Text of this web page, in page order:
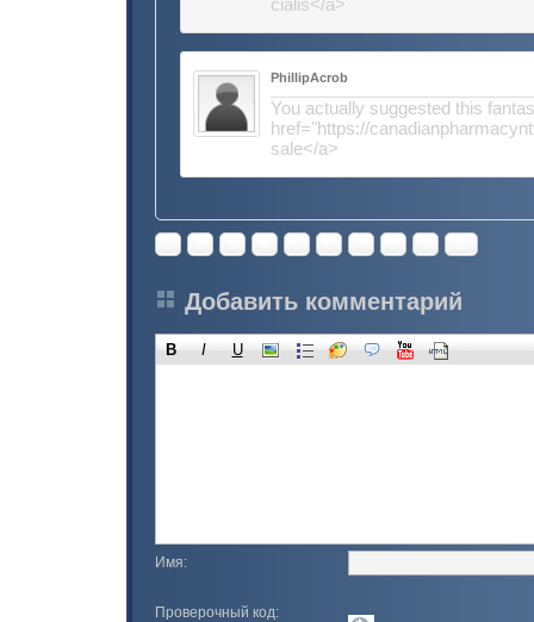
cialis</a>
PhillipAcrob
You actually suggested this
href="https://
sale</a>
Добавить комментарий
B I U
Имя:
Проверочный код: